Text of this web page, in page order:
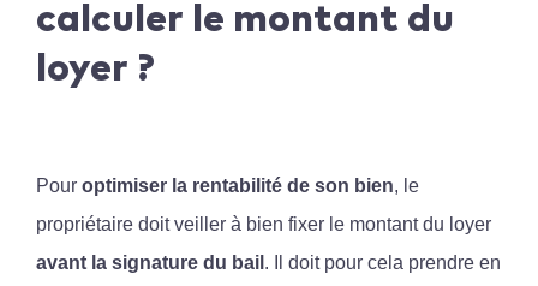
calculer le montant du
loyer ?
Pour optimiser la rentabilité de son bien, le
propriétaire doit veiller à bien fixer le montant du loyer
avant la signature du bail . Il doit pour cela prendre en